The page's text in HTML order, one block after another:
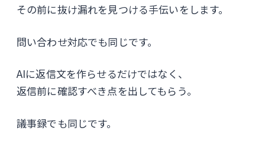
その前に抜け漏れを見つける手伝いをします。
問い合わせ対応でも同じです。
AIに返信文を作らせるだけではなく、
返信前に確認すべき点を出してもらう。
議事録でも同じです。